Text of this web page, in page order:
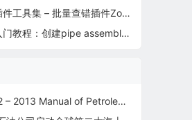
具集 – 批量查错插件ZoloCheck介绍
建pipe assembly（以地上地下分割assembly为例）
Measurement Standards Chapter 3—Tank Gauging Section 2